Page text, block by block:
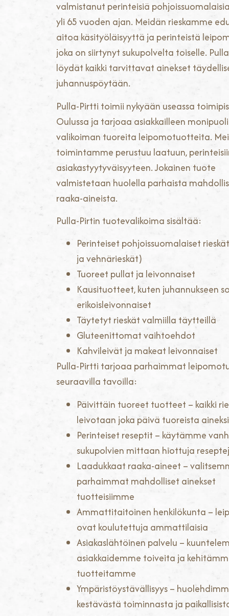
valmistanut perinteisiä
yli 65 vuoden ajan. Meidän rieskamme
aitoa käsityöläisyyttä ja perinteistä
joka on siirtynyt sukupolvelta toiselle.
löydät kaikki tarvittavat ainekset
juhannuspöytään.
Pulla-Pirtti toimii nykyään useassa
Oulussa ja tarjoaa asiakkailleen
valikoiman tuoreita leipomotuotteita.
toimintamme perustuu laatuun,
asiakastyytyväisyyteen. Jokainen tuote
valmistetaan huolella parhaista
raaka-aineista.
Pulla-Pirtin tuotevalikoima sisältää:
Perinteiset pohjoissuomalaiset
ja vehnärieskät)
Tuoreet pullat ja leivonnaiset
Kausituotteet, kuten juhannukseen
erikoisleivonnaiset
Täytetyt rieskät valmiilla täytteillä
Gluteenittomat vaihtoehdot
Kahvileivät ja makeat leivonnaiset
Pulla-Pirtti tarjoaa parhaimmat
seuraavilla tavoilla:
Päivittäin tuoreet tuotteet – kaikki
leivotaan joka päivä tuoreista
Perinteiset reseptit – käytämme
sukupolvien mittaan hiottuja
Laadukkaat raaka-aineet –
parhaimmat mahdolliset ainekset
tuotteisiimme
Ammattitaitoinen henkilökunta –
ovat koulutettuja ammattilaisia
Asiakaslähtöinen palvelu –
asiakkaidemme toiveita ja
tuotteitamme
Ympäristöystävällisyys –
kestävästä toiminnasta ja